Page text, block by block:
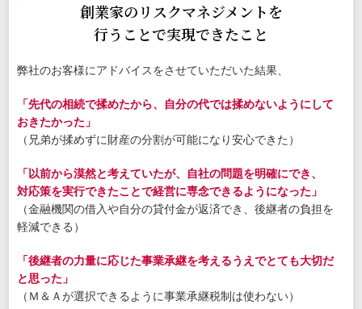
創業家のリスクマネジメントを
行うことで実現できたこと
弊社のお客様にアドバイスをさせていただいた結果、
「先代の相続で揉めたから、自分の代では揉めないようにして
おきたかった」
（兄弟が揉めずに財産の分割が可能になり安心できた）
「以前から漠然と考えていたが、自社の問題を明確にでき、
対応策を実行できたことで経営に専念できるようになった」
（金融機関の借入や自分の貸付金が返済でき、後継者の負担を
軽減できる）
「後継者の力量に応じた事業承継を考えるうえでとても大切だ
と思った」
（Ｍ＆Ａが選択できるように事業承継税制は使わない）